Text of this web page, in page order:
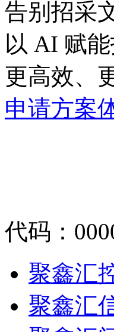
告别招采文
以 AI 赋能
更高效、
申请方案
代码：
聚鑫汇
聚鑫汇